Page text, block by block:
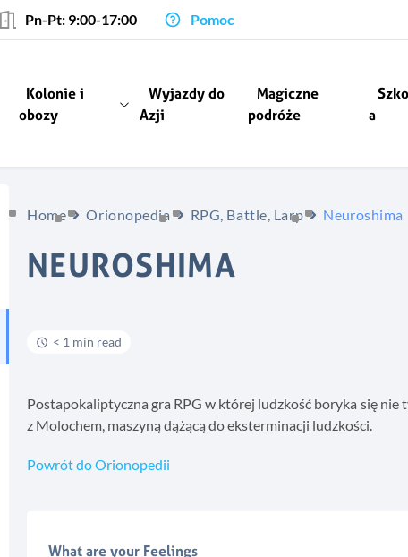
Pn-Pt: 9:00-17:00 Pomoc
Kolonie i
obozy
Wyjazdy do
Azji
Magiczne
podróże
a
Home Orionopedia RPG, Battle, Larp Neuroshima
NEUROSHIMA
< 1 min read
Postapokaliptyczna gra RPG w której ludzkość boryka się
z Molochem, maszyną dążącą do eksterminacji ludzkości.
Powrót do Orionopedii
What are your Feelings